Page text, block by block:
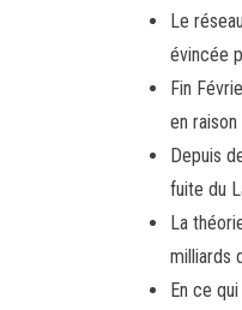
Le
évincée
Fin
en
Depuis
fuite du
La
milliards
En ce